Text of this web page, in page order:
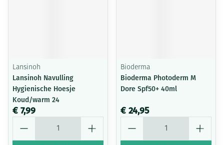
Lansinoh
Lansinoh Navulling
Hygienische Hoesje
Koud/warm 24
€ 7,99
Bioderma
Bioderma Photoderm M
Dore Spf50+ 40ml
€ 24,95